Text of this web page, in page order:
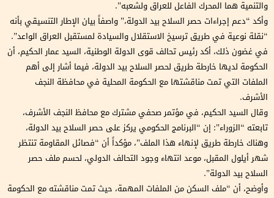
والتنمية هما المحرك الفاعل للعراق ولشعبه”.
وأكد “دعم إجراءات حصر السلاح بيد الدولة،” واصفاً بيان الإطار التنسيقي بأنه
“نقلة نوعية في طريق ترسيخ الاستقلال والسيادة لمستقبل العراق الواعد”.
في غضون ذلك، أكد رئيس تحالف قوى الدولة الوطنية، السيد عمار الحكيم، أن
الحكومة لديها خارطة طريق لحصر السلاح بيد الدولة، فيما أشار إلى أهم
الملفات التي تمت مناقشتها مع الحكومة المحلية في محافظة النجف
الأشرف.
وقال السيد الحكيم، في مؤتمر صحفي مشترك مع محافظ النجف الأشرف،
تابعته “الزوراء”: إن “البرنامج الحكومي يركز على حصر السلاح بيد الدولة،
وهناك خارطة طريق لإنهاء هذا الملف”، مؤكداً أن “فصائل المقاومة تنتظر
شهر أيلول المقبل، موعد انتهاء وجود التحالف الدولي، لحسم ملف حصر
السلاح بيد الدولة”.
وأوضح، أن “ملف السكن من الملفات المهمة، حيث تمت مناقشته مع الحكومة